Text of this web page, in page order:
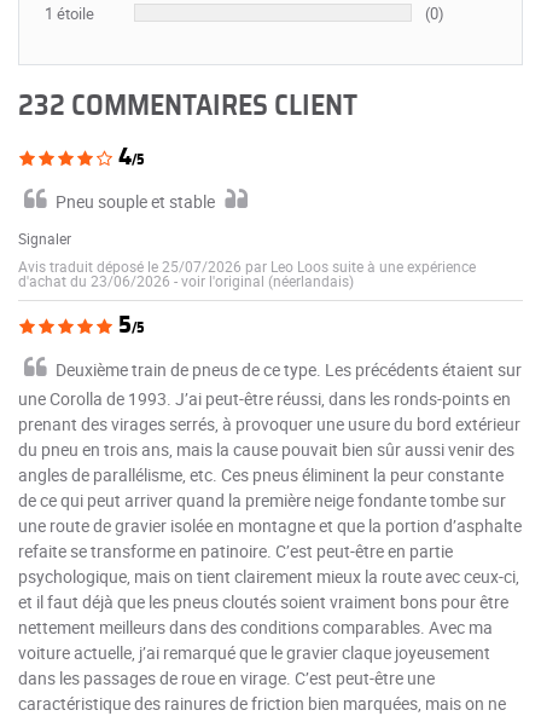
1 étoile
(0)
232 COMMENTAIRES CLIENT
4/5
Pneu souple et stable
Signaler
Avis traduit déposé le 25/07/2026 par Leo Loos suite à une expérience
d'achat du 23/06/2026 -voir l'original (néerlandais)
5/5
Deuxième train de pneus de ce type. Les précédents étaient sur
une Corolla de 1993. J’ai peut-être réussi, dans les ronds-points en
prenant des virages serrés, à provoquer une usure du bord extérieur
du pneu en trois ans, mais la cause pouvait bien sûr aussi venir des
angles de parallélisme, etc. Ces pneus éliminent la peur constante
de ce qui peut arriver quand la première neige fondante tombe sur
une route de gravier isolée en montagne et que la portion d’asphalte
refaite se transforme en patinoire. C’est peut-être en partie
psychologique, mais on tient clairement mieux la route avec ceux-ci,
et il faut déjà que les pneus cloutés soient vraiment bons pour être
nettement meilleurs dans des conditions comparables. Avec ma
voiture actuelle, j’ai remarqué que le gravier claque joyeusement
dans les passages de roue en virage. C’est peut-être une
caractéristique des rainures de friction bien marquées, mais on ne